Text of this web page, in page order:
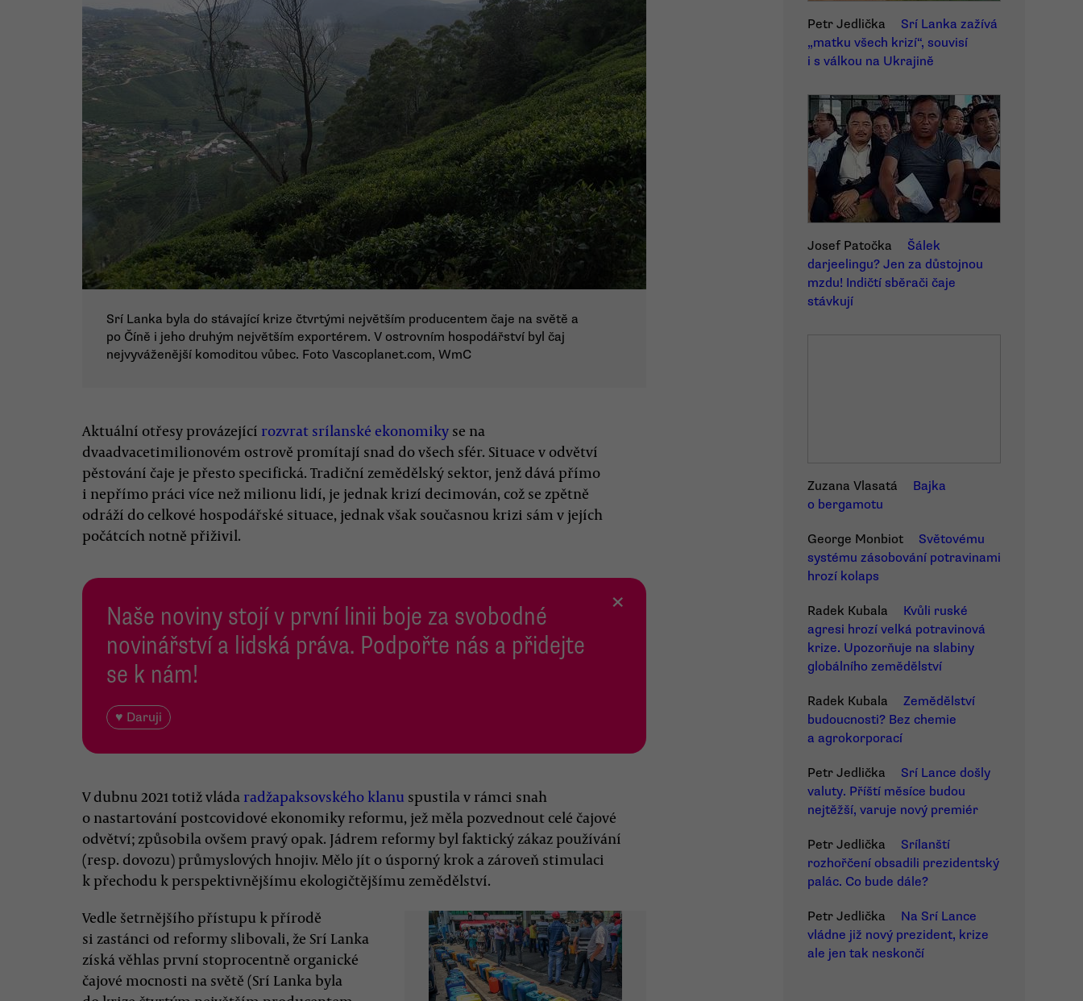
Srí Lanka byla do stávající krize čtvrtými největším producentem čaje na světě a
po Číně i jeho druhým největším exportérem. V ostrovním hospodářství byl čaj
nejvyváženější komoditou vůbec. Foto Vascoplanet.com, WmC
Aktuální otřesy provázející rozvrat srílanské ekonomiky se na
dvaadvacetimilionovém ostrově promítají snad do všech sfér. Situace v odvětví
pěstování čaje je přesto specifická. Tradiční zemědělský sektor, jenž dává přímo
i nepřímo práci více než milionu lidí, je jednak krizí decimován, což se zpětně
odráží do celkové hospodářské situace, jednak však současnou krizi sám v jejích
počátcích notně přiživil.
Naše noviny stojí v první linii boje za svobodné
novinářství a lidská práva. Podpořte nás a přidejte
se k nám!
♥ Daruji
×
V dubnu 2021 totiž vláda radžapaksovského klanu spustila v rámci snah
o nastartování postcovidové ekonomiky reformu, jež měla pozvednout celé čajové
odvětví; způsobila ovšem pravý opak. Jádrem reformy byl faktický zákaz používání
(resp. dovozu) průmyslových hnojiv. Mělo jít o úsporný krok a zároveň stimulaci
k přechodu k perspektivnějšímu ekologičtějšímu zemědělství.
Vedle šetrnějšího přístupu k přírodě
si zastánci od reformy slibovali, že Srí Lanka
získá věhlas první stoprocentně organické
čajové mocnosti na světě (Srí Lanka byla
Petr Jedlička
Srí Lanka zažívá
„matku všech krizí“, souvisí
i s válkou na Ukrajině
Josef Patočka
Šálek
darjeelingu? Jen za důstojnou
mzdu! Indičtí sběrači čaje
stávkují
Zuzana Vlasatá
Bajka
o bergamotu
George Monbiot
Světovému
systému zásobování potravinami
hrozí kolaps
Radek Kubala
Kvůli ruské
agresi hrozí velká potravinová
krize. Upozorňuje na slabiny
globálního zemědělství
Radek Kubala
Zemědělství
budoucnosti? Bez chemie
a agrokorporací
Petr Jedlička
Srí Lance došly
valuty. Příští měsíce budou
nejtěžší, varuje nový premiér
Petr Jedlička
Srílanští
rozhořčení obsadili prezidentský
palác. Co bude dále?
Petr Jedlička
Na Srí Lance
vládne již nový prezident, krize
ale jen tak neskončí